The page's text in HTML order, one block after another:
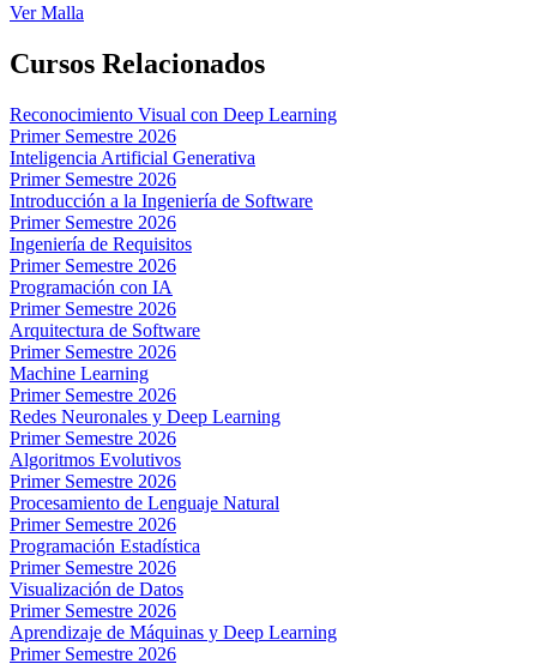
Ver Malla
Cursos Relacionados
Reconocimiento Visual con Deep Learning
Primer Semestre 2026
Inteligencia Artificial Generativa
Primer Semestre 2026
Introducción a la Ingeniería de Software
Primer Semestre 2026
Ingeniería de Requisitos
Primer Semestre 2026
Programación con IA
Primer Semestre 2026
Arquitectura de Software
Primer Semestre 2026
Machine Learning
Primer Semestre 2026
Redes Neuronales y Deep Learning
Primer Semestre 2026
Algoritmos Evolutivos
Primer Semestre 2026
Procesamiento de Lenguaje Natural
Primer Semestre 2026
Programación Estadística
Primer Semestre 2026
Visualización de Datos
Primer Semestre 2026
Aprendizaje de Máquinas y Deep Learning
Primer Semestre 2026